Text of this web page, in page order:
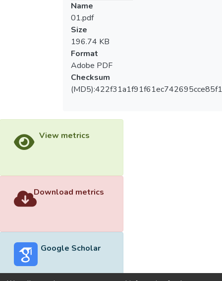
Name
01.pdf
Size
196.74 KB
Format
Adobe PDF
Checksum
View metrics
Download metrics
Google Scholar